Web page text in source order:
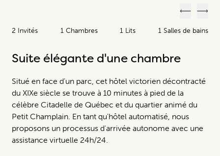
2 Invités 1 Chambres 1 Lits 1 Salles de bains
Suite élégante d'une chambre
Situé en face d'un parc, cet hôtel victorien décontracté
du XIXe siècle se trouve à 10 minutes à pied de la
célèbre Citadelle de Québec et du quartier animé du
Petit Champlain. En tant qu'hôtel automatisé, nous
proposons un processus d'arrivée autonome avec une
assistance virtuelle 24h/24.